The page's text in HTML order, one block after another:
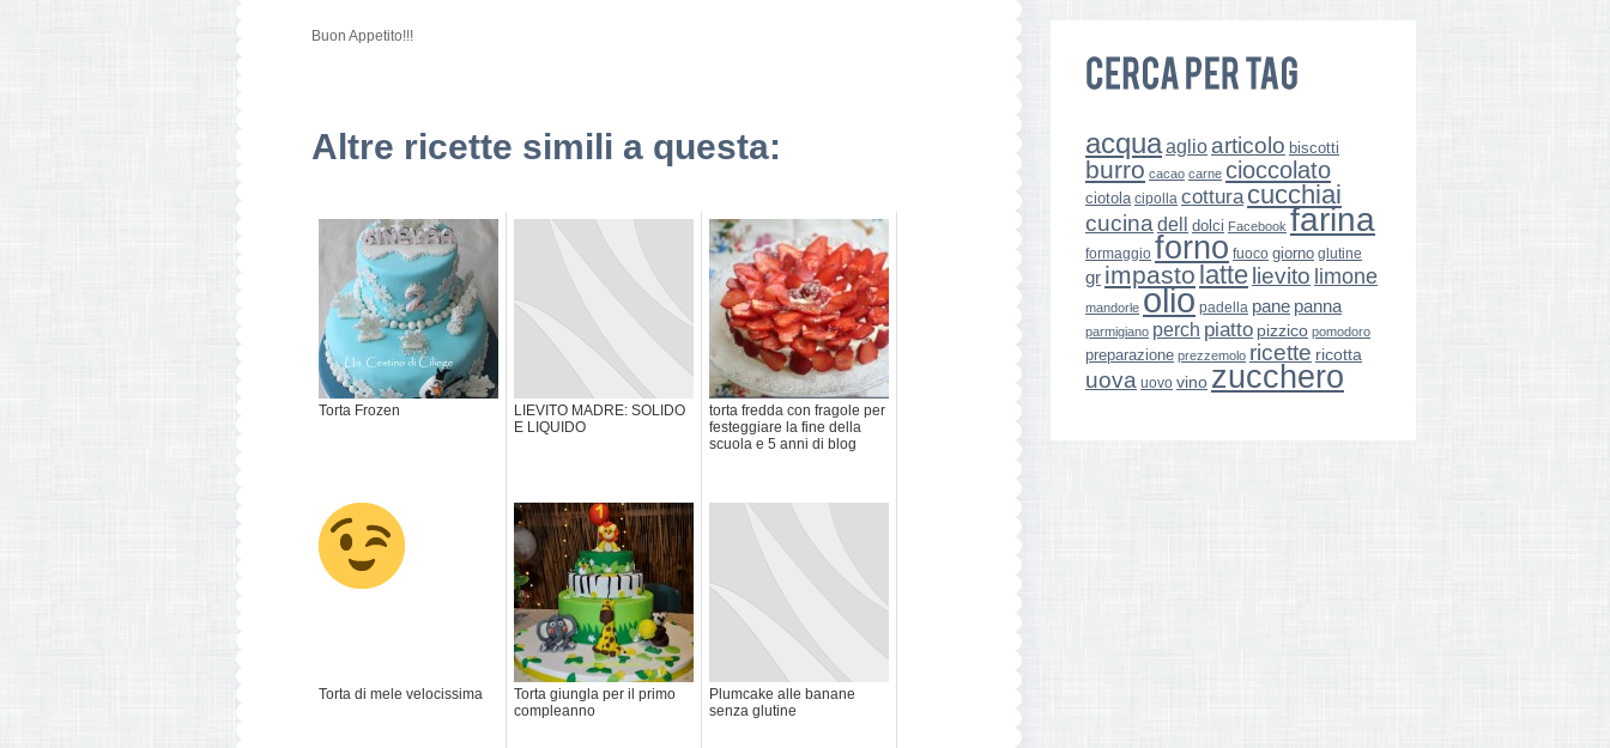
Buon Appetito!!!
Altre ricette simili a questa:
Torta Frozen
LIEVITO MADRE: SOLIDO
E LIQUIDO
torta fredda con fragole per
festeggiare la fine della
scuola e 5 anni di blog
Torta di mele velocissima
Torta giungla per il primo
compleanno
Plumcake alle banane
senza glutine
acquaaglio articolo biscotti
burro cacao carne cioccolato
ciotola cipolla cottura cucchiai
cucina dell dolci Facebook farina
formaggio forno fuoco giorno glutine
gr impasto latte lievito limone
mandorle olio padella pane panna
parmigiano perch piatto pizzico pomodoro
preparazione prezzemolo ricette ricotta
uova uovo vino zucchero